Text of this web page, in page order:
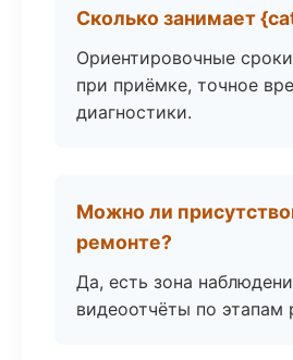
Сколько занимает
Ориентировочные
при приёмке, точное
диагностики.
Можно ли
ремонте?
Да, есть зона
видеоотчёты по этапам